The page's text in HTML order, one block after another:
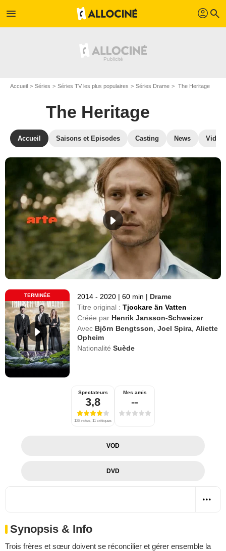
menu profil search
Accueil Séries Séries TV les plus populaires Séries Drame The Heritage
The Heritage
Accueil Saisons et Episodes Casting News
TERMINÉE 2014 - 2020 | 60 min | Drame
Titre original : Tjockare än Vatten
Créée par Henrik Jansson-Schweizer
Avec Björn Bengtsson ,Joel Spira ,Aliette
Opheim
Nationalité Suède
Spectateurs
3,8
128 notes, 11 critiques
Mes amis
--
VOD
DVD
Synopsis & Info
Trois frères et sœur doivent se réconcilier et gérer ensemble la